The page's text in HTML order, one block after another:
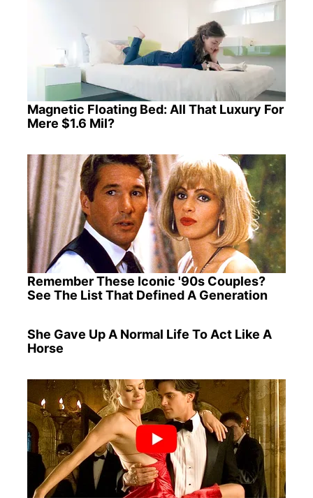
Magnetic Floating Bed: All That Luxury For
Mere $1.6 Mil?
Remember These Iconic '90s Couples?
See The List That Defined A Generation
She Gave Up A Normal Life To Act Like A
Horse